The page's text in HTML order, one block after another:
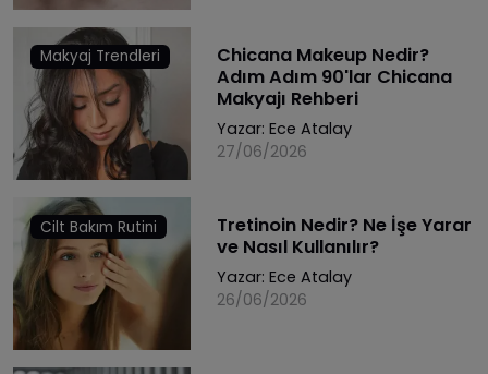
Makyaj Trendleri
Chicana Makeup Nedir?
Adım Adım 90'lar Chicana
Makyajı Rehberi
Yazar: Ece Atalay
27/06/2026
Cilt Bakım Rutini
Tretinoin Nedir? Ne İşe Yarar
ve Nasıl Kullanılır?
Yazar: Ece Atalay
26/06/2026